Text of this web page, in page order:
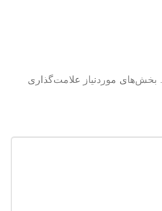
بخش‌های موردنیاز علامت‌گذاری